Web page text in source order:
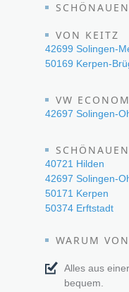
VON KEITZ
42699 Solingen-
50169 Kerpen-
VW
42697 Solingen-
SCHÖNAUEN
40721 Hilden
42697 Solingen-
50171 Kerpen
50374 Erftstadt
WARUM
Alles aus
bequem.